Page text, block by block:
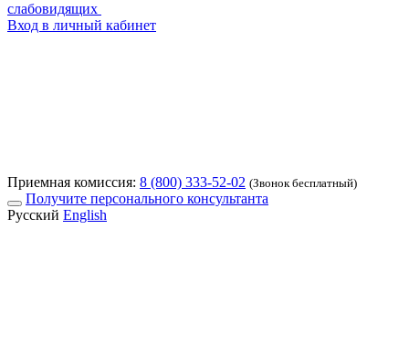
слабовидящих
Вход в личный кабинет
Приемная комиссия: 8 (800) 333-52-02 (Звонок бесплатный)
Получите персонального консультанта
Русский English